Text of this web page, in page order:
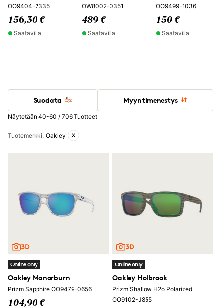
OO9404-2335
156,30 €
Saatavilla
OW8002-0351
489 €
Saatavilla
OO9499-1036
150 €
Saatavilla
Suodata Myyntimenestys
Näytetään 40-60 / 706 Tuotteet
Aktiiviset suodattimet
Tuotemerkki: Oakley
Online only
Oakley Manorburn
Prizm Sapphire OO9479-0656
104,90 €
Online only
Oakley Holbrook
Prizm Shallow H2o Polarized
OO9102-J855